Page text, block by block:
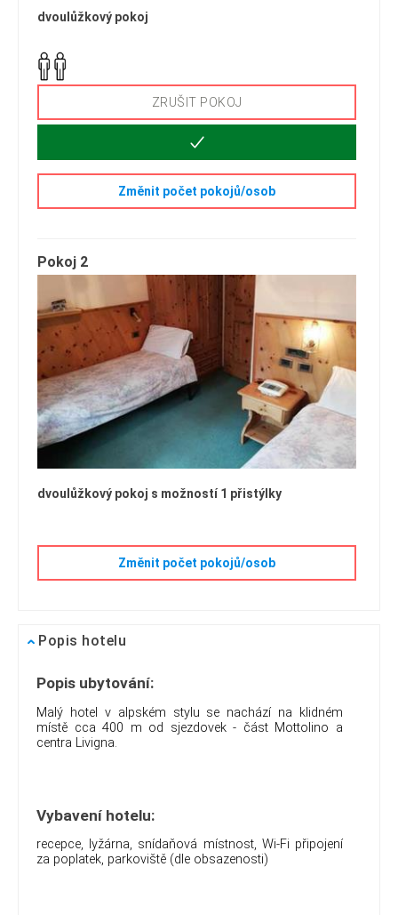
dvoulůžkový pokoj
ZRUŠIT POKOJ
Změnit počet pokojů/osob
Pokoj 2
dvoulůžkový pokoj s možností 1 přistýlky
Změnit počet pokojů/osob
Popis hotelu
Popis ubytování:
Malý hotel v alpském stylu se nachází na klidném
místě cca 400 m od sjezdovek - část Mottolino a
centra Livigna.
Vybavení hotelu:
recepce, lyžárna, snídaňová místnost, Wi-Fi připojení
za poplatek, parkoviště (dle obsazenosti)